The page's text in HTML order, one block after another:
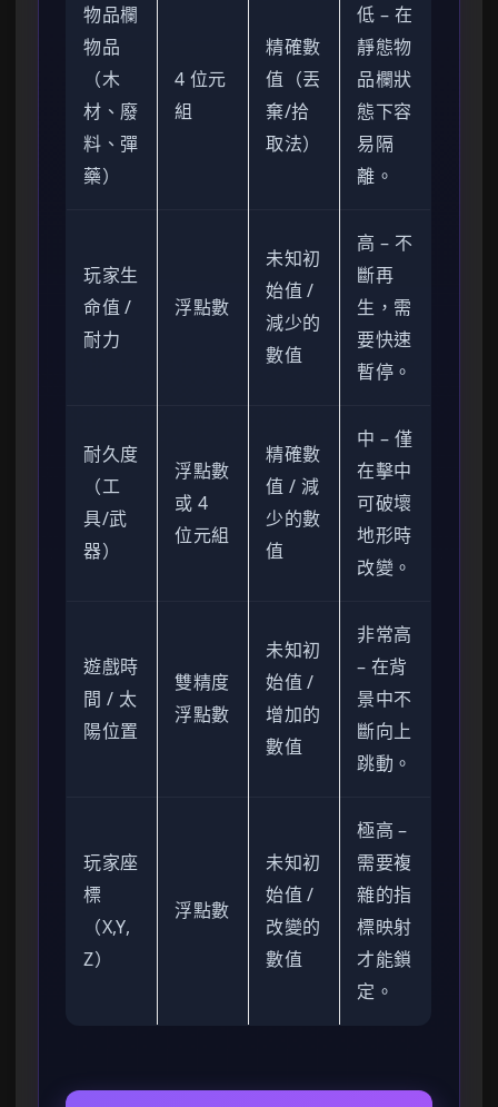
物品欄
物品
（木
材、廢
料、彈
藥）
4 位元
組
精確數
值（丟
棄/拾
取法）
低 – 在
靜態物
品欄狀
態下容
易隔
離。
玩家生
命值 /
耐力
浮點數
未知初
始值 /
減少的
數值
高 – 不
斷再
生，需
要快速
暫停。
耐久度
（工
具/武
器）
浮點數
或 4
位元組
精確數
值 / 減
少的數
值
中 – 僅
在擊中
可破壞
地形時
改變。
遊戲時
間 / 太
陽位置
雙精度
浮點數
未知初
始值 /
增加的
數值
非常高
– 在背
景中不
斷向上
跳動。
玩家座
標
（X,Y,
Z）
浮點數
未知初
始值 /
改變的
數值
極高 –
需要複
雜的指
標映射
才能鎖
定。